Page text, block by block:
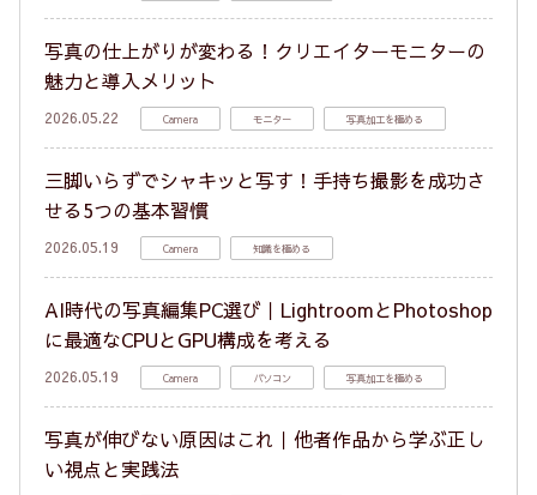
写真の仕上がりが変わる！クリエイターモニターの
魅力と導入メリット
2026.05.22 Camera モニター 写真加工を極める
三脚いらずでシャキッと写す！手持ち撮影を成功さ
せる5つの基本習慣
2026.05.19 Camera 知識を極める
AI時代の写真編集PC選び｜LightroomとPhotoshop
に最適なCPUとGPU構成を考える
2026.05.19 Camera パソコン 写真加工を極める
写真が伸びない原因はこれ｜他者作品から学ぶ正し
い視点と実践法